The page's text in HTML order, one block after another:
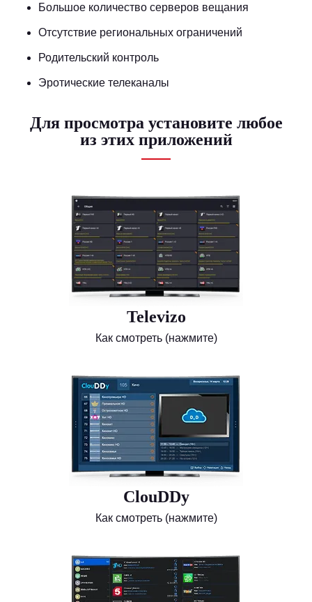
Большое количество серверов вещания
Отсутствие региональных ограничений
Родительский контроль
Эротические телеканалы
Для просмотра установите любое
из этих приложений
Televizo
Как смотреть (нажмите)
ClouDDy
Как смотреть (нажмите)